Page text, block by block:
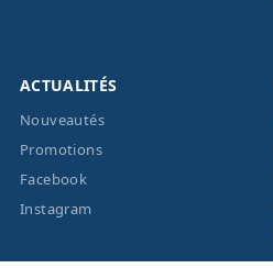
ACTUALITÉS
Nouveautés
Promotions
Facebook
Instagram